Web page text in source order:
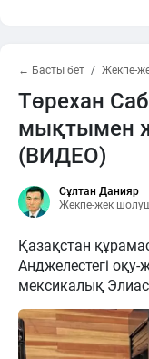
← Басты бет Жекпе-
Төрехан
мықтымен
(ВИДЕО)
Сұлтан Данияр
Жекпе-жек
Қазақстан
Анджелестегі
мексикалық Элиас